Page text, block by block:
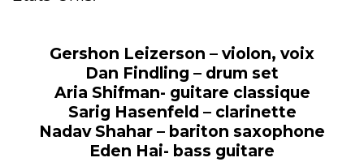
Gershon Leizerson – violon, voix
Dan Findling – drum set
Aria Shifman- guitare classique
Sarig Hasenfeld – clarinette
Nadav Shahar – bariton saxophone
Eden Hai- bass guitare